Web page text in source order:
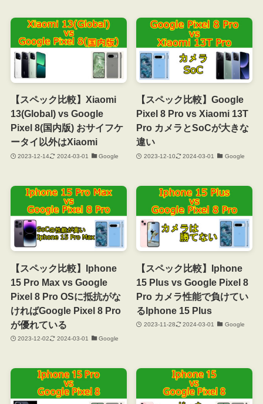
【スペック比較】Xiaomi
13(Global) vs Google
Pixel 8(国内版) おサイフケ
ータイ以外はXiaomi
2023-12-14 2024-03-01 Google
【スペック比較】Google
Pixel 8 Pro vs Xiaomi 13T
Pro カメラとSoCが大きな
違い
2023-12-10 2024-03-01 Google
【スペック比較】Iphone
15 Pro Max vs Google
Pixel 8 Pro OSに抵抗がな
ければGoogle Pixel 8 Pro
が優れている
2023-12-02 2024-03-01 Google
【スペック比較】Iphone
15 Plus vs Google Pixel 8
Pro カメラ性能で負けてい
るIphone 15 Plus
2023-11-28 2024-03-01 Google